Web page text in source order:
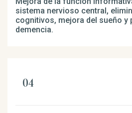
sistema nervioso central,
cognitivos, mejora del sueño y
demencia.